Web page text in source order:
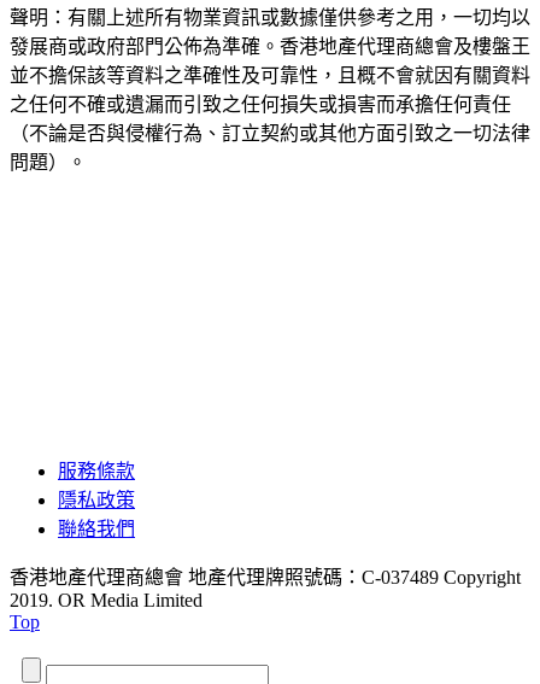
聲明：有關上述所有物業資訊或數據僅供參考之用，一切均以
發展商或政府部門公佈為準確。香港地產代理商總會及樓盤王
並不擔保該等資料之準確性及可靠性，且概不會就因有關資料
之任何不確或遺漏而引致之任何損失或損害而承擔任何責任
（不論是否與侵權行為、訂立契約或其他方面引致之一切法律
問題）。
服務條款
隱私政策
聯絡我們
香港地產代理商總會 地產代理牌照號碼：C-037489 Copyright
2019. OR Media Limited
Top